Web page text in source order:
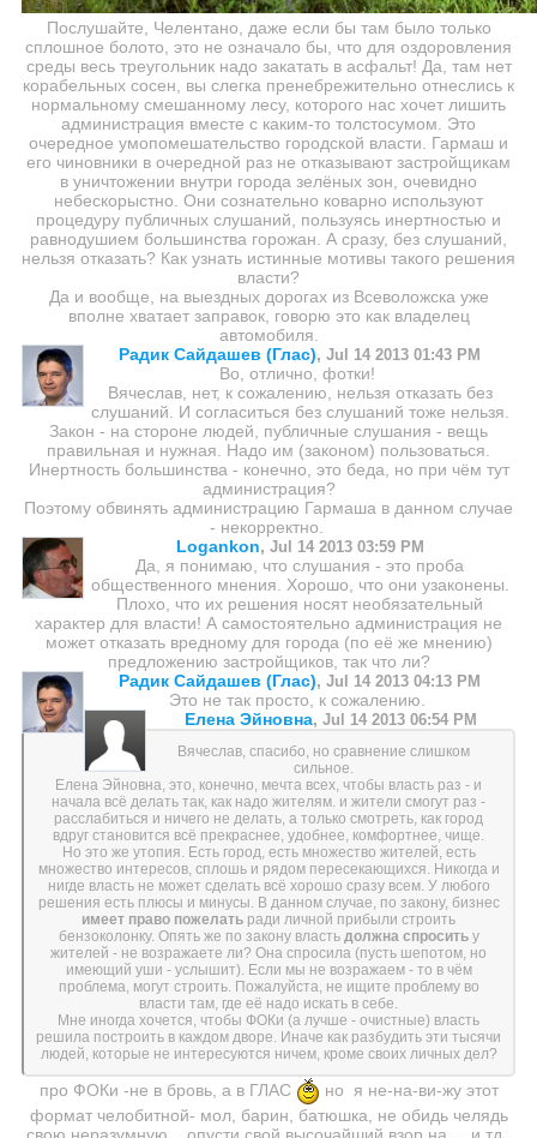
Послушайте, Челентано, даже если бы там было только
сплошное болото, это не означало бы, что для оздоровления
среды весь треугольник надо закатать в асфальт! Да, там нет
корабельных сосен, вы слегка пренебрежительно отнеслись к
нормальному смешанному лесу, которого нас хочет лишить
администрация вместе с каким-то толстосумом. Это
очередное умопомешательство городской власти. Гармаш и
его чиновники в очередной раз не отказывают застройщикам
в уничтожении внутри города зелёных зон, очевидно
небескорыстно. Они сознательно коварно используют
процедуру публичных слушаний, пользуясь инертностью и
равнодушием большинства горожан. А сразу, без слушаний,
нельзя отказать? Как узнать истинные мотивы такого решения
власти?
Да и вообще, на выездных дорогах из Всеволожска уже
вполне хватает заправок, говорю это как владелец
автомобиля.
Радик Сайдашев (Глас), Jul 14 2013 01:43 PM
Во, отлично, фотки!
Вячеслав, нет, к сожалению, нельзя отказать без
слушаний. И согласиться без слушаний тоже нельзя.
Закон - на стороне людей, публичные слушания - вещь
правильная и нужная. Надо им (законом) пользоваться.
Инертность большинства - конечно, это беда, но при чём тут
администрация?
Поэтому обвинять администрацию Гармаша в данном случае
- некорректно.
Logankon, Jul 14 2013 03:59 PM
Да, я понимаю, что слушания - это проба
общественного мнения. Хорошо, что они узаконены.
Плохо, что их решения носят необязательный
характер для власти! А самостоятельно администрация не
может отказать вредному для города (по её же мнению)
предложению застройщиков, так что ли?
Радик Сайдашев (Глас), Jul 14 2013 04:13 PM
Это не так просто, к сожалению.
Елена Эйновна, Jul 14 2013 06:54 PM
Вячеслав, спасибо, но сравнение слишком
сильное.
Елена Эйновна, это, конечно, мечта всех, чтобы власть раз - и
начала всё делать так, как надо жителям. и жители смогут раз -
расслабиться и ничего не делать, а только смотреть, как город
вдруг становится всё прекраснее, удобнее, комфортнее, чище.
Но это же утопия. Есть город, есть множество жителей, есть
множество интересов, сплошь и рядом пересекающихся. Никогда и
нигде власть не может сделать всё хорошо сразу всем. У любого
решения есть плюсы и минусы. В данном случае, по закону, бизнес
имеет право пожелать ради личной прибыли строить
бензоколонку. Опять же по закону власть должна спроситьу
жителей - не возражаете ли? Она спросила (пусть шепотом, но
имеющий уши - услышит). Если мы не возражаем - то в чём
проблема, могут строить. Пожалуйста, не ищите проблему во
власти там, где её надо искать в себе.
Мне иногда хочется, чтобы ФОКи (а лучше - очистные) власть
решила построить в каждом дворе. Иначе как разбудить эти тысячи
людей, которые не интересуются ничем, кроме своих личных дел?
про ФОКи -не в бровь, а в ГЛАС
но я не-на-ви-жу этот
формат челобитной- мол, барин, батюшка, не обидь челядь